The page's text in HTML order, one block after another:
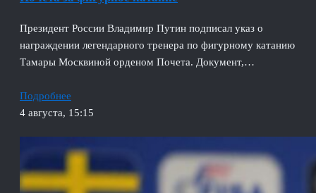
Президент России Владимир Путин подписал указ о
награждении легендарного тренера по фигурному катанию
Тамары Москвиной орденом Почета. Документ,…
Подробнее
4 августа, 15:15